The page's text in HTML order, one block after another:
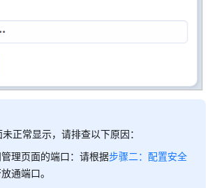
正常显示，请排查以下原因：
理页面的端口：请根据步骤二：配置安全
通端口。